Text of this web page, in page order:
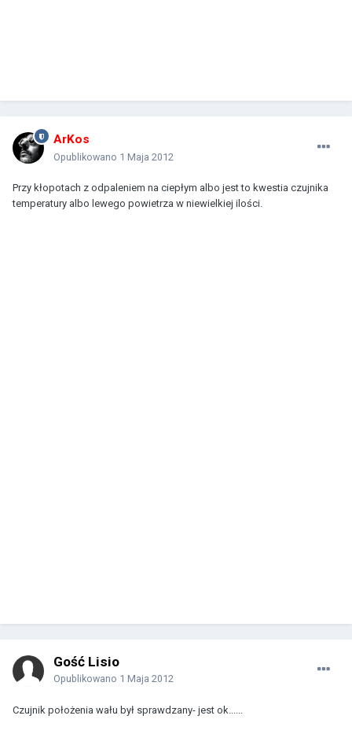
ArKos
Opublikowano 1 Maja 2012
Przy kłopotach z odpaleniem na ciepłym albo jest to kwestia czujnika
temperatury albo lewego powietrza w niewielkiej ilości.
Gość Lisio
Opublikowano 1 Maja 2012
Czujnik położenia wału był sprawdzany- jest ok......